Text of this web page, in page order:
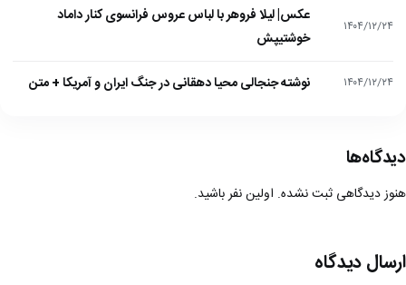
۱۴۰۴/۱۲/۲۴
عکس| لیلا فروهر با لباس عروس فرانسوی کنار داماد
خوشتیپش
۱۴۰۴/۱۲/۲۴ نوشته جنجالی محیا دهقانی در جنگ ایران و آمریکا + متن
دیدگاه‌ها
هنوز دیدگاهی ثبت نشده. اولین نفر باشید.
ارسال دیدگاه